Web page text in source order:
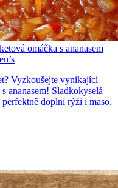
omáčka s ananasem
Vyzkoušejte vynikající
ananasem! Sladkokyselá
perfektně doplní rýži i maso.